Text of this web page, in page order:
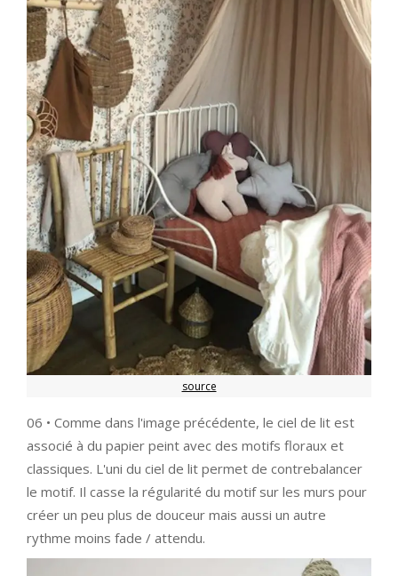
source
06 • Comme dans l'image précédente, le ciel de lit est
associé à du papier peint avec des motifs floraux et
classiques. L'uni du ciel de lit permet de contrebalancer
le motif. Il casse la régularité du motif sur les murs pour
créer un peu plus de douceur mais aussi un autre
rythme moins fade / attendu.